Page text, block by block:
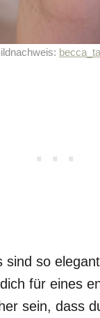
sind so
für eines
sein, dass